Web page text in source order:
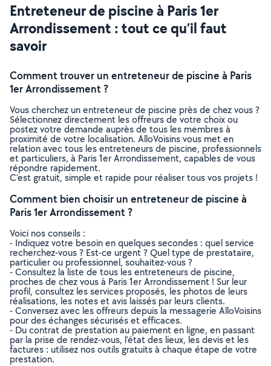
Entreteneur de piscine à Paris 1er
Arrondissement : tout ce qu’il faut
savoir
Comment trouver un entreteneur de piscine à Paris
1er Arrondissement ?
Vous cherchez un entreteneur de piscine près de chez vous ?
Sélectionnez directement les offreurs de votre choix ou
postez votre demande auprès de tous les membres à
proximité de votre localisation. AlloVoisins vous met en
relation avec tous les entreteneurs de piscine, professionnels
et particuliers, à Paris 1er Arrondissement, capables de vous
répondre rapidement.
C’est gratuit, simple et rapide pour réaliser tous vos projets !
Comment bien choisir un entreteneur de piscine à
Paris 1er Arrondissement ?
Voici nos conseils :
- Indiquez votre besoin en quelques secondes : quel service
recherchez-vous ? Est-ce urgent ? Quel type de prestataire,
particulier ou professionnel, souhaitez-vous ?
- Consultez la liste de tous les entreteneurs de piscine,
proches de chez vous à Paris 1er Arrondissement ! Sur leur
profil, consultez les services proposés, les photos de leurs
réalisations, les notes et avis laissés par leurs clients.
- Conversez avec les offreurs depuis la messagerie AlloVoisins
pour des échanges sécurisés et efficaces.
- Du contrat de prestation au paiement en ligne, en passant
par la prise de rendez-vous, l’état des lieux, les devis et les
factures : utilisez nos outils gratuits à chaque étape de votre
prestation.